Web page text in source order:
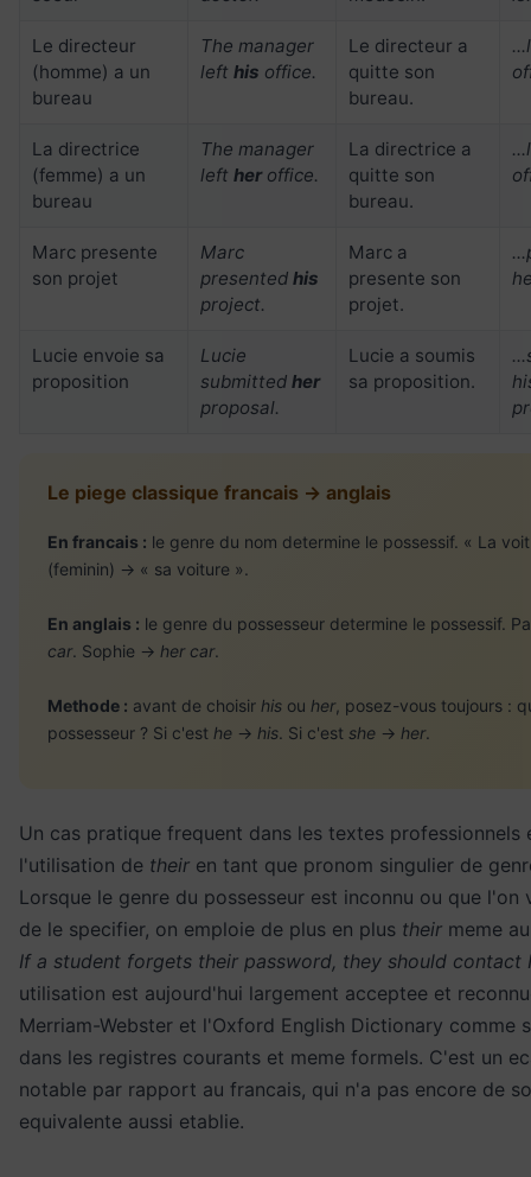
Le directeur
(homme) a un
bureau
The manager
lefthis office.
Le directeur a
quitte son
bureau.
La directrice
(femme) a un
bureau
The manager
leftheroffice.
La directrice a
quitte son
bureau.
Marc presente
son projet
Marc
presentedhis
project.
Marc a
presente son
projet.
Lucie envoie sa
proposition
Lucie
submittedher
proposal.
Lucie a soumis
sa proposition.
Le piege classique francais → anglais
En francais : le genre du nom determine le possessif. « La
(feminin) → « sa voiture ».
En anglais : le genre du possesseur determine le possessif.
car. Sophie → her car.
Methode : avant de choisir his ou her , posez-vous toujours :
possesseur ? Si c'est he → his. Si c'est she → her.
Un cas pratique frequent dans les textes professionnels
l'utilisation de their en tant que pronom singulier de
Lorsque le genre du possesseur est inconnu ou que l'on
de le specifier, on emploie de plus en plus their meme
If a student forgets their password, they should contact
utilisation est aujourd'hui largement acceptee et
Merriam-Webster et l'Oxford English Dictionary comme
dans les registres courants et meme formels. C'est un
notable par rapport au francais, qui n'a pas encore de
equivalente aussi etablie.